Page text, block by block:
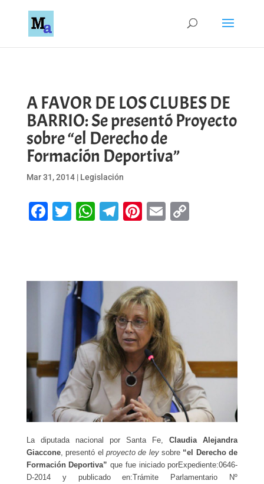
A FAVOR DE LOS CLUBES DE
BARRIO: Se presentó Proyecto
sobre “el Derecho de
Formación Deportiva”
Mar 31, 2014| Legislación
Facebook
Twitter
WhatsApp
Telegram
Pinterest
EmailCopy
La diputada nacional por Santa Fe,Claudia Alejandra
Giaccone, presentó el proyecto de leysobre “el Derecho de
Formación Deportiva” que fue iniciado porExpediente:0646-
D-2014 y publicado en:Trámite Parlamentario Nº